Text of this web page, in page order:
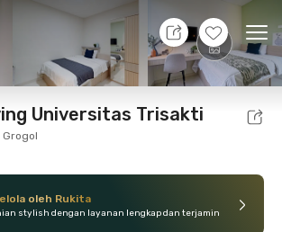
+10
26 - Belum tahu
bersama Lokasi Kamar
Universitas Trisakti
Grogol
oleh Rukita
stylish dengan layanan lengkap dan terjamin